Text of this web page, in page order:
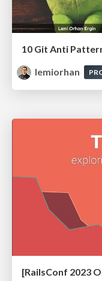
10 Git Anti
lemiorhan